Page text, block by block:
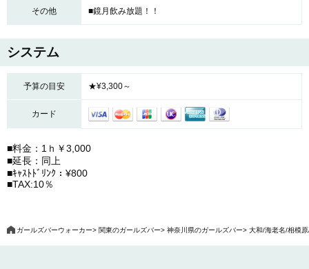
その他 ■鏡月飲み放題！！
システム
予算の目安 ★¥3,300～
カード
■料金：1ｈ￥3,000
■延長：同上
■ｷｬｽﾄﾄﾞﾘﾝｸ：¥800
■TAX:10％
ガールズバーウォーカー 関東のガールズバー 神奈川県のガールズバー 大和/海老名/相模